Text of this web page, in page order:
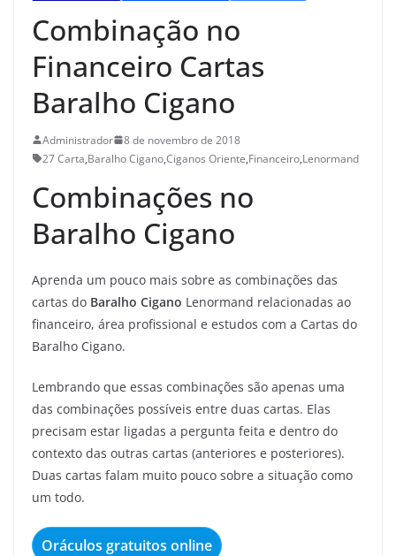
Combinação no
Financeiro Cartas
Baralho Cigano
Administrador
8 de novembro de 2018
27 Carta,Baralho Cigano,Ciganos Oriente,Financeiro,Lenormand
Combinações no
Baralho Cigano
Aprenda um pouco mais sobre as combinações das
cartas do Baralho Cigano Lenormand relacionadas ao
financeiro, área profissional e estudos com a Cartas do
Baralho Cigano.
Lembrando que essas combinações são apenas uma
das combinações possíveis entre duas cartas. Elas
precisam estar ligadas a pergunta feita e dentro do
contexto das outras cartas (anteriores e posteriores).
Duas cartas falam muito pouco sobre a situação como
um todo.
Oráculos gratuitos online